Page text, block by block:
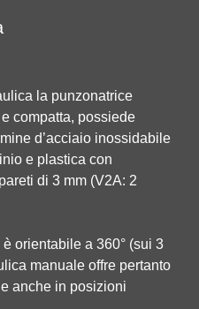
la punzonatrice
compatta, possiede
d’acciaio inossidabile
e plastica con
di 3 mm (V2A: 2
orientabile a 360° (sui 3
manuale offre pertanto
anche in posizioni